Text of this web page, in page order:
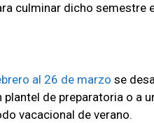
culminar dicho semestre
al 26 de marzo se
plantel de preparatoria o a
vacacional de verano.